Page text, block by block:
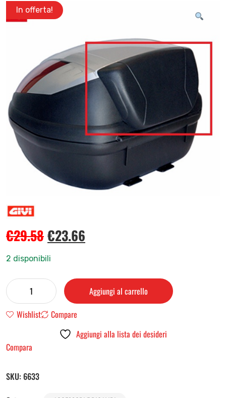
In offerta!
€29.58€23.66
2 disponibili
Aggiungi al carrello
Wishlist
Compare
Aggiungi alla lista dei desideri
Compara
SKU: 6633